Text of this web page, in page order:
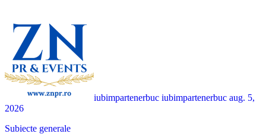
iubimpartenerbuc iubimpartenerbuc aug. 5,
2026
Subiecte generale